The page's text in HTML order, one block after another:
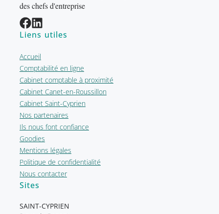
des chefs d'entreprise
Liens utiles
Accueil
Comptabilité en ligne
Cabinet comptable à proximité
Cabinet Canet-en-Roussillon
Cabinet Saint-Cyprien
Nos partenaires
Ils nous font confiance
Goodies
Mentions légales
Politique de confidentialité
Nous contacter
Sites
SAINT-CYPRIEN